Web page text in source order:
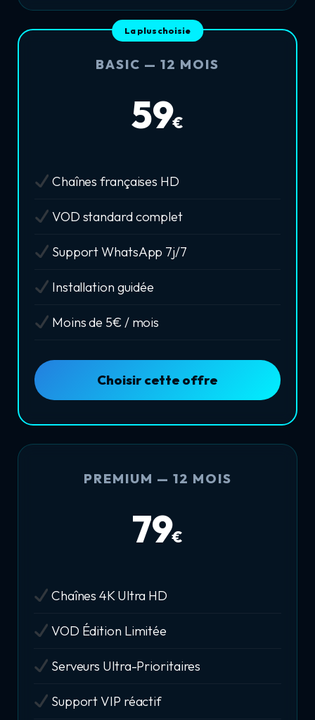
La plus choisie
BASIC — 12 MOIS
59€
Chaînes françaises HD
VOD standard complet
Support WhatsApp 7j/7
Installation guidée
Moins de 5€ / mois
Choisir cette offre
PREMIUM — 12 MOIS
79€
Chaînes 4K Ultra HD
VOD Édition Limitée
Serveurs Ultra-Prioritaires
Support VIP réactif